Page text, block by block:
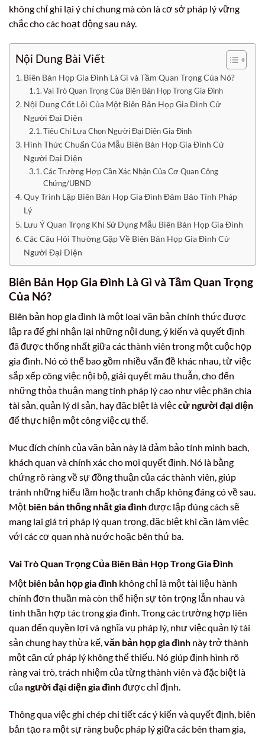
không chỉ ghi lại ý chí chung mà còn là cơ sở pháp lý vững
chắc cho các hoạt động sau này.
Nội Dung Bài Viết
Biên Bản Họp Gia Đình Là Gì và Tầm Quan Trọng Của Nó?
Vai Trò Quan Trọng Của Biên Bản Họp Trong Gia Đình
Nội Dung Cốt Lõi Của Một Biên Bản Họp Gia Đình Cử
Người Đại Diện
Tiêu Chí Lựa Chọn Người Đại Diện Gia Đình
Hình Thức Chuẩn Của Mẫu Biên Bản Họp Gia Đình Cử
Người Đại Diện
Các Trường Hợp Cần Xác Nhận Của Cơ Quan Công
Chứng/UBND
Quy Trình Lập Biên Bản Họp Gia Đình Đảm Bảo Tính Pháp
Lý
Lưu Ý Quan Trọng Khi Sử Dụng Mẫu Biên Bản Họp Gia Đình
Các Câu Hỏi Thường Gặp Về Biên Bản Họp Gia Đình Cử
Người Đại Diện
Biên Bản Họp Gia Đình Là Gì và Tầm Quan Trọng
Của Nó?
Biên bản họp gia đình là một loại văn bản chính thức được
lập ra để ghi nhận lại những nội dung, ý kiến và quyết định
đã được thống nhất giữa các thành viên trong một cuộc họp
gia đình. Nó có thể bao gồm nhiều vấn đề khác nhau, từ việc
sắp xếp công việc nội bộ, giải quyết mâu thuẫn, cho đến
những thỏa thuận mang tính pháp lý cao như việc phân chia
tài sản, quản lý di sản, hay đặc biệt là việccử người đại diện
để thực hiện một công việc cụ thể.
Mục đích chính của văn bản này là đảm bảo tính minh bạch,
khách quan và chính xác cho mọi quyết định. Nó là bằng
chứng rõ ràng về sự đồng thuận của các thành viên, giúp
tránh những hiểu lầm hoặc tranh chấp không đáng có về sau.
Một biên bản thống nhất gia đìnhđược lập đúng cách sẽ
mang lại giá trị pháp lý quan trọng, đặc biệt khi cần làm việc
với các cơ quan nhà nước hoặc bên thứ ba.
Vai Trò Quan Trọng Của Biên Bản Họp Trong Gia Đình
Một biên bản họp gia đình không chỉ là một tài liệu hành
chính đơn thuần mà còn thể hiện sự tôn trọng lẫn nhau và
tinh thần hợp tác trong gia đình. Trong các trường hợp liên
quan đến quyền lợi và nghĩa vụ pháp lý, như việc quản lý tài
sản chung hay thừa kế,văn bản họp gia đình này trở thành
một căn cứ pháp lý không thể thiếu. Nó giúp định hình rõ
ràng vai trò, trách nhiệm của từng thành viên và đặc biệt là
của người đại diện gia đìnhđược chỉ định.
Thông qua việc ghi chép chi tiết các ý kiến và quyết định, biên
bản tạo ra một sự ràng buộc pháp lý giữa các bên tham gia,